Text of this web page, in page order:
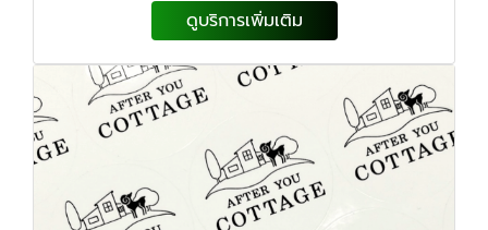
ดูบริการเพิ่มเติม